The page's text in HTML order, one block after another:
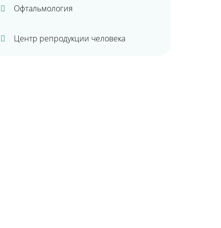
Офтальмология
Центр репродукции человека